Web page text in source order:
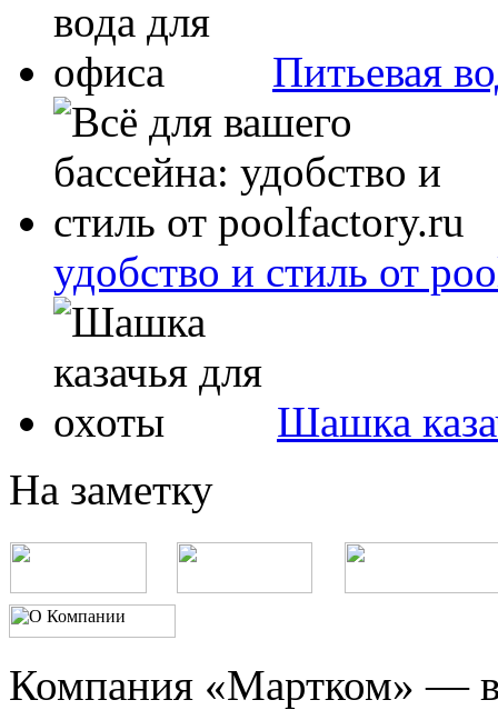
Питьевая
удобство и стиль от
Шашка
На заметку
Компания «Мартком» —